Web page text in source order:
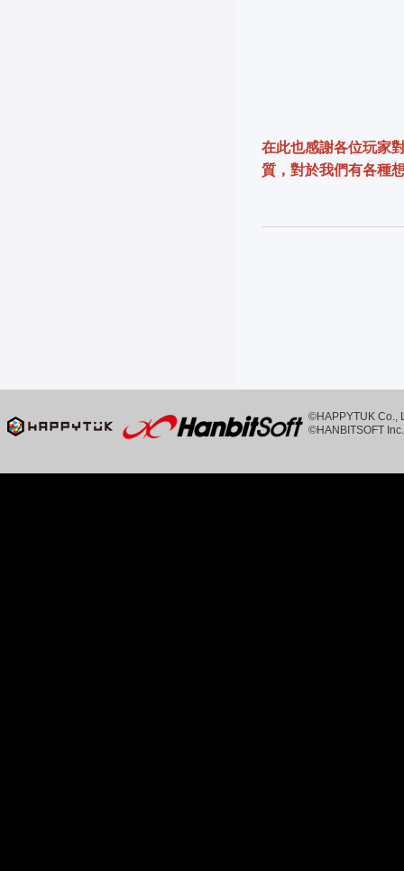
在此也感謝各位玩家
質，對於我們有各種
©HAPPYTUK Co.,
©HANBITSOFT